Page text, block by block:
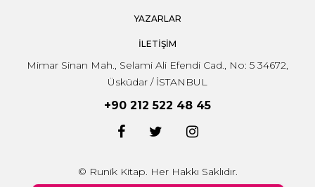
YAZARLAR
İLETİŞİM
Mimar Sinan Mah., Selami Ali Efendi Cad., No: 5 34672,
Üsküdar / İSTANBUL
+90 212 522 48 45
© Runik Kitap. Her Hakkı Saklıdır.